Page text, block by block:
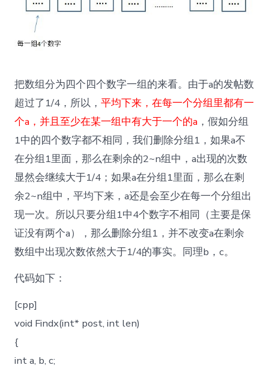
把数组分为四个四个数字一组的来看。由于a的发帖数
超过了1/4，所以，平均下来，在每一个分组里都有一
个a，并且至少在某一组中有大于一个的a ，假如分组
1中的四个数字都不相同，我们删除分组1，如果a不
在分组1里面，那么在剩余的2~n组中，a出现的次数
显然会继续大于1/4；如果a在分组1里面，那么在剩
余2~n组中，平均下来，a还是会至少在每一个分组出
现一次。所以只要分组1中4个数字不相同（主要是保
证没有两个a），那么删除分组1，并不改变a在剩余
数组中出现次数依然大于1/4的事实。同理b，c。
代码如下：
[cpp]
void Findx(int* post, int len)
{
int a, b, c;